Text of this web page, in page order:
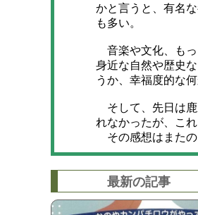
かと言うと、有名
も多い。
音楽や文化、もっ
身近な自然や歴史
うか、幸福度的な
そして、先日は鹿
れなかったが、こ
その感想はまたの
最新の記事